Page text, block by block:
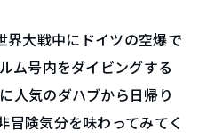
界大戦中にドイツの空爆で
ム号内をダイビングする
人気のダハブから日帰り
冒険気分を味わってみてく